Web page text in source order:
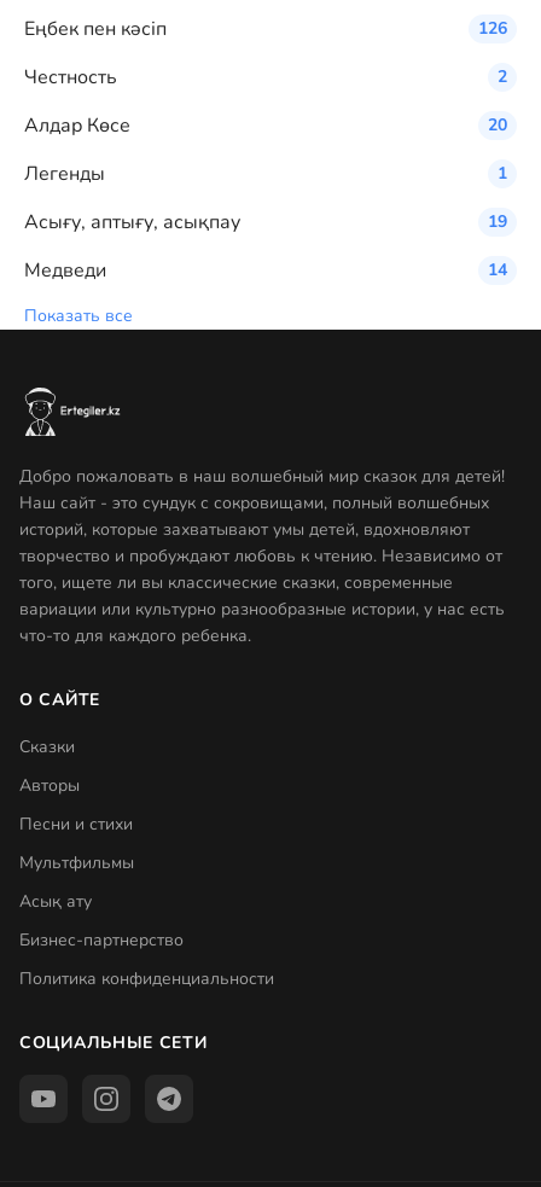
Eңбек пен кәсіп 126
Честность 2
Алдар Көсе 20
Легенды 1
Асығу, аптығу, асықпау 19
Медведи
14
Показать все
Добро пожаловать в наш волшебный мир сказок для детей!
Наш сайт - это сундук с сокровищами, полный волшебных
историй, которые захватывают умы детей, вдохновляют
творчество и пробуждают любовь к чтению. Независимо от
того, ищете ли вы классические сказки, современные
вариации или культурно разнообразные истории, у нас есть
что-то для каждого ребенка.
О САЙТЕ
Сказки
Авторы
Песни и стихи
Мультфильмы
Асық ату
Бизнес-партнерство
Политика конфиденциальности
СОЦИАЛЬНЫЕ СЕТИ